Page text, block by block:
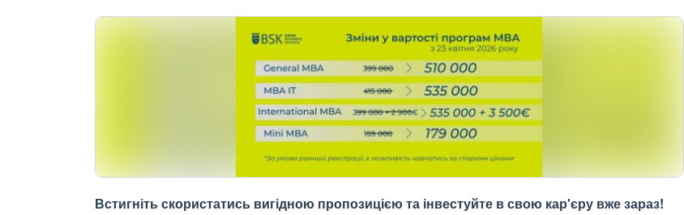
Встигніть скористатись вигідною пропозицією та інвестуйте в свою кар'єру вже зараз!